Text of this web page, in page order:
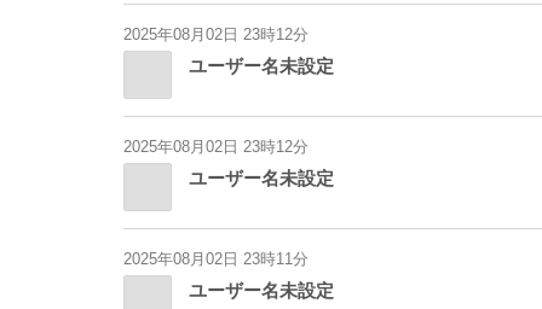
2025年08月02日 23時12分
ユーザー名未設定
2025年08月02日 23時12分
ユーザー名未設定
2025年08月02日 23時11分
ユーザー名未設定